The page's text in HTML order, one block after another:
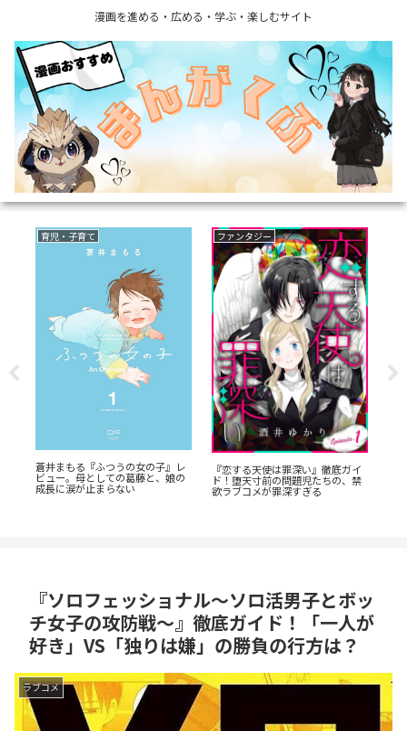
漫画を進める・広める・学ぶ・楽しむサイト
いじめ
『先生、僕たちは殺していませ
ん。』徹底解説：優しき女性教師
の無慈悲な復讐劇
サスペンス
『オサナナジミとカノジョと』た
だの三角関係じゃない、秘密が渦
巻くセクシーサスペンスの魅力と
は？
『ソロフェッショナル～ソロ活男子とボッ
チ女子の攻防戦～』徹底ガイド！「一人が
好き」VS「独りは嫌」の勝負の行方は？
ラブコメ